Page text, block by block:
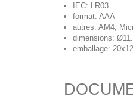
IEC: LR03
format: AAA
autres: AM4,
dimensions:
emballage: